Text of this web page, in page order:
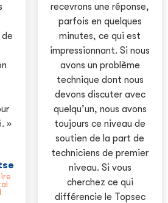
»
recevrons une réponse,
parfois en quelques
minutes, ce qui est
impressionnant. Si nous
avons un problème
technique dont nous
devons discuter avec
quelqu’un, nous avons
toujours ce niveau de
soutien de la part de
techniciens de premier
niveau. Si vous
cherchez ce qui
différencie le Topsec